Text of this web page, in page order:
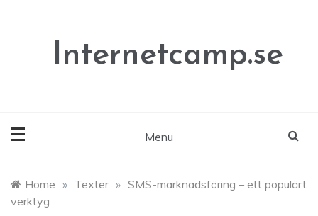
Internetcamp.se
Menu
Home » Texter » SMS-marknadsföring – ett populärt
verktyg